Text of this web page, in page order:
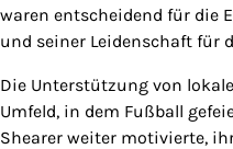
waren entscheidend für die
und seiner Leidenschaft für
Die Unterstützung von
Umfeld, in dem Fußball
Shearer weiter motivierte,